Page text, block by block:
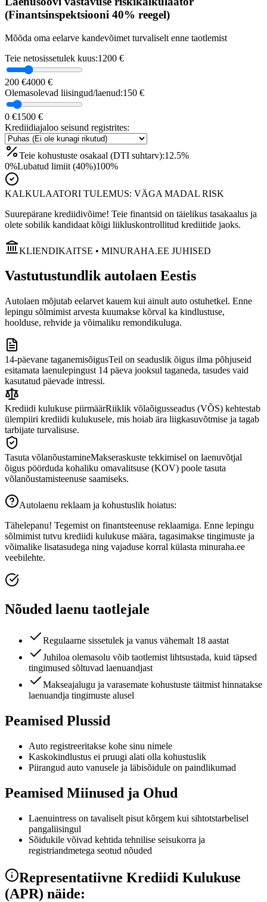
(Finantsinspektsiooni 40% reegel)
Mõõda oma eelarve kandevõimet turvaliselt enne taotlemist
Teie netosissetulek kuus:1200 €
200 €4000 €
Olemasolevad liisingud/laenud:150 €
0 €1500 €
Krediidiajaloo seisund registrites:
Teie kohustuste osakaal (DTI suhtarv):12.5%
0%Lubatud limiit (40%)100%
KALKULAATORI TULEMUS: VÄGA MADAL RISK
Suurepärane krediidivõime! Teie finantsid on täielikus tasakaalus ja
olete sobilik kandidaat kõigi liikluskontrollitud krediitide jaoks.
KLIENDIKAITSE • MINURAHA.EE JUHISED
Vastutustundlik autolaen Eestis
Autolaen mõjutab eelarvet kauem kui ainult auto ostuhetkel. Enne
lepingu sõlmimist arvesta kuumakse kõrval ka kindlustuse,
hoolduse, rehvide ja võimaliku remondikuluga.
14-päevane taganemisõigusTeil on seaduslik õigus ilma põhjuseid
esitamata laenulepingust 14 päeva jooksul taganeda, tasudes vaid
kasutatud päevade intressi.
Krediidi kulukuse piirmäärRiiklik võlaõigusseadus (VÕS) kehtestab
ülempiiri krediidi kulukusele, mis hoiab ära liigkasuvõtmise ja tagab
tarbijate turvalisuse.
Tasuta võlanõustamineMakseraskuste tekkimisel on laenuvõtjal
õigus pöörduda kohaliku omavalitsuse (KOV) poole tasuta
võlanõustamisteenuse saamiseks.
Autolaenu reklaam ja kohustuslik hoiatus:
Tähelepanu! Tegemist on finantsteenuse reklaamiga. Enne lepingu
sõlmimist tutvu krediidi kulukuse määra, tagasimakse tingimuste ja
võimalike lisatasudega ning vajaduse korral külasta minuraha.ee
veebilehte.
Nõuded laenu taotlejale
Regulaarne sissetulek ja vanus vähemalt 18 aastat
Juhiloa olemasolu võib taotlemist lihtsustada, kuid täpsed
tingimused sõltuvad laenuandjast
Makseajalugu ja varasemate kohustuste täitmist hinnatakse
laenuandja tingimuste alusel
Peamised Plussid
Auto registreeritakse kohe sinu nimele
Kaskokindlustus ei pruugi alati olla kohustuslik
Piirangud auto vanusele ja läbisõidule on paindlikumad
Peamised Miinused ja Ohud
Laenuintress on tavaliselt pisut kõrgem kui sihtotstarbelisel
pangaliisingul
Sõidukile võivad kehtida tehnilise seisukorra ja
registriandmetega seotud nõuded
Representatiivne Krediidi Kulukuse
(APR) näide: